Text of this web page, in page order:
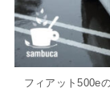
フィアット500e